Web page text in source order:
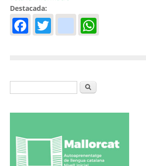
Destacada:
Facebook
Twitterinstagram
Formulari de cercaCerca